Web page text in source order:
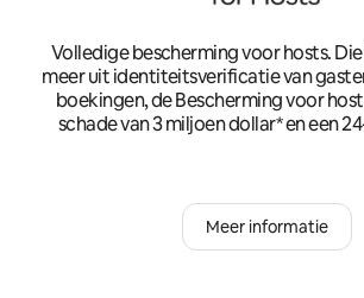
Volledige bescherming voor hosts.
meer uit identiteitsverificatie van
boekingen, de Bescherming voor
schade van 3 miljoen dollar* en een
Meer informatie